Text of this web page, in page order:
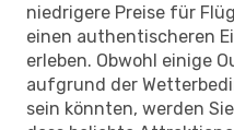
niedrigere Preise für
einen authentischeren
erleben. Obwohl einige
aufgrund der
sein könnten, werden